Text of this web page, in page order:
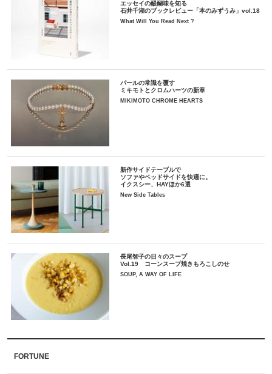
エッセイの醍醐味を知る
石井千湖のブックレビュー「本のみずうみ」vol.18
What Will You Read Next ?
パールの常識を覆す
ミキモトとクロムハーツの新章
MIKIMOTO CHROME HEARTS
新作サイドテーブルで
ソファやベッドサイドを快適に。
イクスシー、HAYほか6選
New Side Tables
長尾智子の日々のスープ
Vol.19 コーンスープ焼きもろこしのせ
SOUP, A WAY OF LIFE
FORTUNE